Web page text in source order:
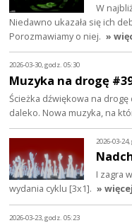
W
Niedawno ukazała się ich
Porozmawiamy o niej. »
2026-03-30, godz. 05:30
Muzyka na drogę
Ścieżka dźwiękowa na
daleko. Nowa muzyka, na
2026-03-
I zagra
wydania cyklu [3x1]. » więcej
2026-03-23, godz. 05:23